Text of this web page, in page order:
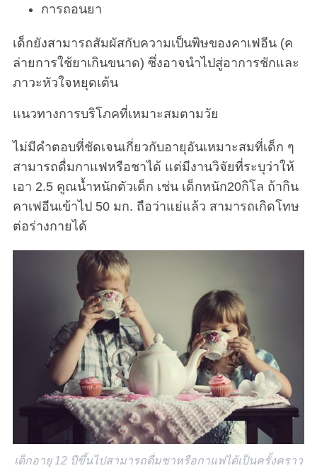
การถอนยา
เด็กยังสามารถสัมผัสกับความเป็นพิษของคาเฟอีน (ค
ล่ายการใช้ยาเกินขนาด) ซึ่งอาจนำไปสู่อาการชักและ
ภาวะหัวใจหยุดเต้น
แนวทางการบริโภคที่เหมาะสมตามวัย
ไม่มีคำตอบที่ชัดเจนเกี่ยวกับอายุอันเหมาะสมที่เด็ก ๆ
สามารถดื่มกาแฟหรือชาได้ แต่มีงานวิจัยที่ระบุว่าให้
เอา 2.5 คูณน้ำหนักตัวเด็ก เช่น เด็กหนัก20กิโล ถ้ากิน
คาเฟอีนเข้าไป 50 มก. ถือว่าแย่แล้ว สามารถเกิดโทษ
ต่อร่างกายได้
เด็กอายุ 12 ปีขึ้นไปสามารถดื่มชาหรือกาแฟได้เป็นครั้งคราว